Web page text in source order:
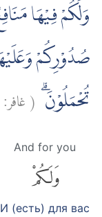
وَلَكُمْ فِيْهَا
صُدُوْرِكُمْ
تُحْمَلُوْنَۗ (غافر:
And for you
وَلَكُمْ
И (есть) для вас